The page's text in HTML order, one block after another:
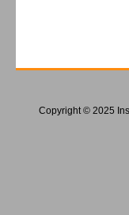
Copyright © 2025